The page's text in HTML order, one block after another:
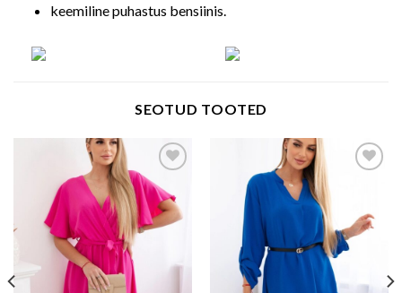
keemiline puhastus bensiinis.
SEOTUD TOOTED
Add to wishlist Add to wishlist